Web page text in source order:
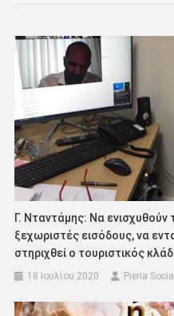
Γ. Νταντάμης: Να ενισχυθούν
ξεχωριστές εισόδους, να
στηριχθεί ο τουριστικός
18 Ιουλίου 2020 Pieria Social